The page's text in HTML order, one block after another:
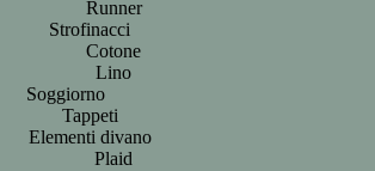
Runner
Strofinacci
Cotone
Lino
Soggiorno
Tappeti
Elementi divano
Plaid